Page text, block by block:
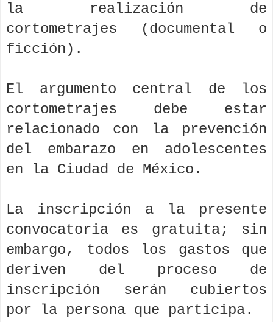
la realización de
cortometrajes (documental o
ficción).
El argumento central de los
cortometrajes debe estar
relacionado con la prevención
del embarazo en adolescentes
en la Ciudad de México.
La inscripción a la presente
convocatoria es gratuita; sin
embargo, todos los gastos que
deriven del proceso de
inscripción serán cubiertos
por la persona que participa.